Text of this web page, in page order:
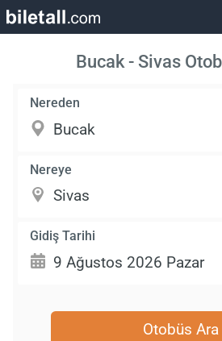
Bucak - Sivas
Nereden
Nereye
Gidiş Tarihi
Otobüs Ara